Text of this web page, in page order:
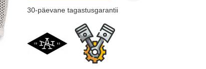
30-päevane tagastusgarantii